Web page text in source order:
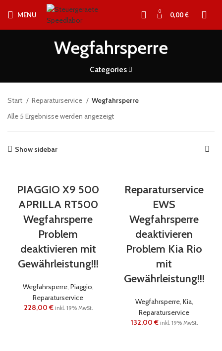
MENU 0 0,00€
Wegfahrsperre
Categories
Start Reparaturservice
Wegfahrsperre
Alle 5 Ergebnisse werden angezeigt
Show sidebar
PIAGGIO X9 500
APRILLA RT500
Wegfahrsperre
Problem
deaktivieren mit
Gewährleistung!!!
Wegfahrsperre, Piaggio,
Reparaturservice
228,00€ inkl. 19% MwSt.
Reparaturservice
EWS
Wegfahrsperre
deaktivieren
Problem Kia Rio
mit
Gewährleistung!!!
Wegfahrsperre, Kia,
Reparaturservice
132,00€ inkl. 19% MwSt.